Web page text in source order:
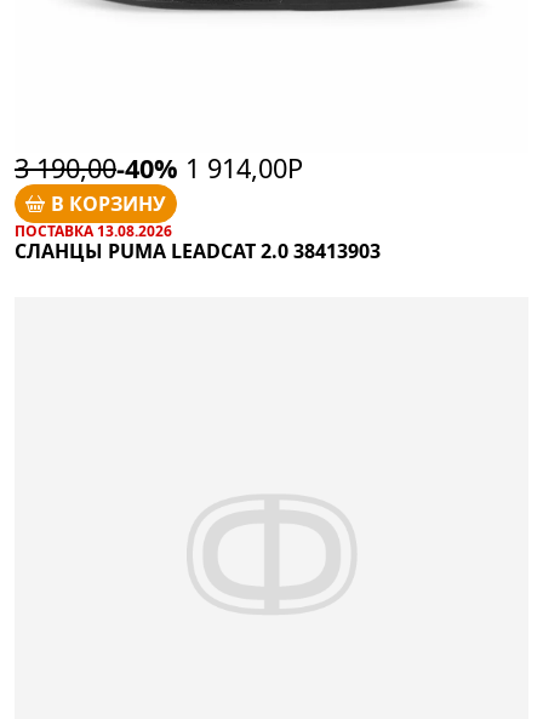
3 190,00-40% 1 914,00Р
В КОРЗИНУ
ПОСТАВКА 13.08.2026
СЛАНЦЫ PUMA LEADCAT 2.0 38413903